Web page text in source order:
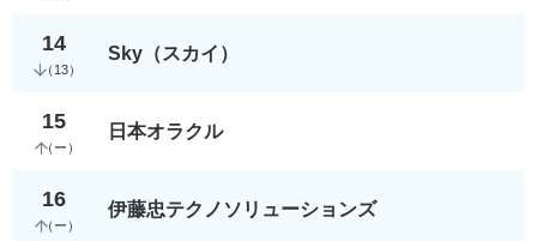
14
（ 13）
Sky（スカイ）
15
（ ー ）
日本オラクル
16
（ ー ）
伊藤忠テクノソリューションズ